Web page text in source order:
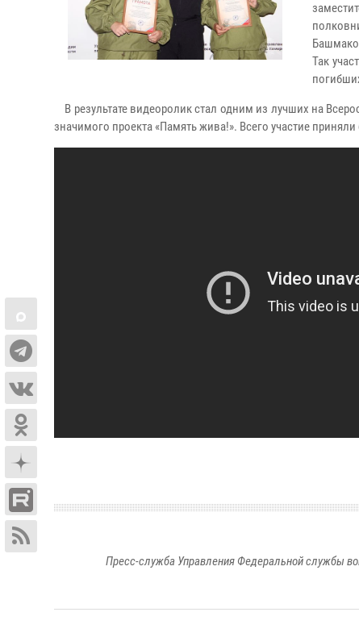
Так
В результате видеоролик стал одним из лучших на
значимого проекта «Память жива!». Всего участие
Пресс-служба Управления Федеральной службы